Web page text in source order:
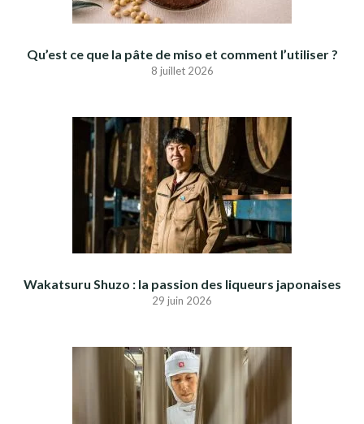
Qu’est ce que la pâte de miso et comment l’utiliser ?
8 juillet 2026
Wakatsuru Shuzo : la passion des liqueurs japonaises
29 juin 2026